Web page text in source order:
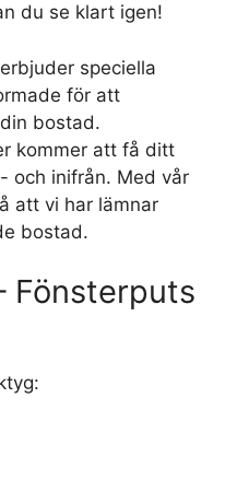
du se klart igen!
speciella
för att
bostad.
kommer att få ditt
och inifrån. Med vår
att vi har lämnar
bostad.
Fönsterputs